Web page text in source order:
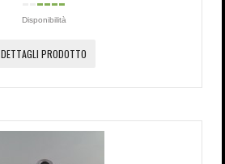
Disponibilità
DETTAGLI PRODOTTO